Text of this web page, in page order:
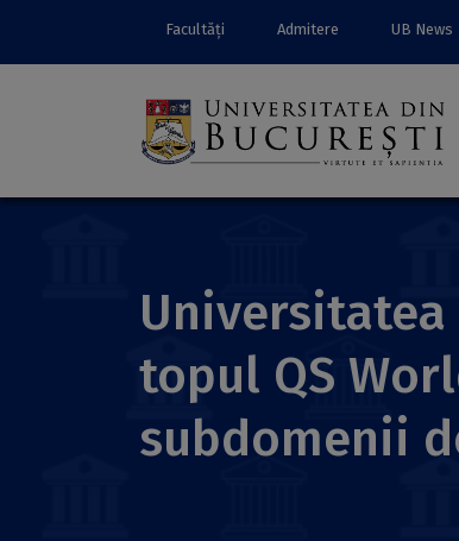
Facultăți Admitere UB News
topul QS
subdomenii